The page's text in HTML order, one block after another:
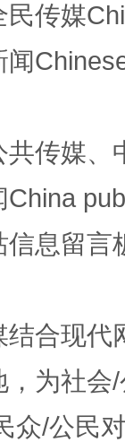
园优化重塑工作
民传媒
闻
共传媒、
China
信息留言
结合现代
，为社会
众/公民